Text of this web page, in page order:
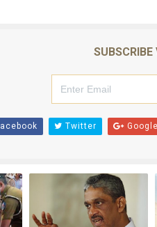
தான் அஜித் திரைப்பயணத்திலே
Twitter